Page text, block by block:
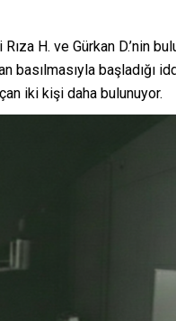
H. ve Gürkan D.’nin
basılmasıyla başladığı
iki kişi daha bulunuyor.